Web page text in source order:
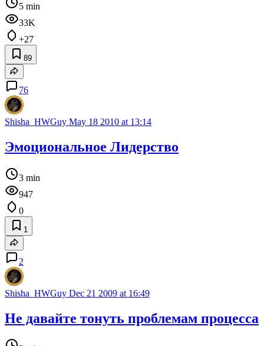
5 min
33K
+27
89
76
Shisha_HWGuy May 18 2010 at 13:14
Эмоциональное Лидерство
3 min
947
0
1
2
Shisha_HWGuy Dec 21 2009 at 16:49
Не давайте тонуть проблемам процесса